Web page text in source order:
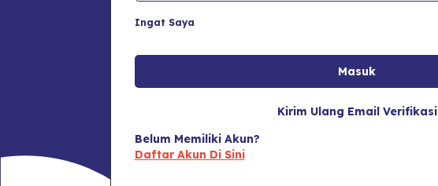
Ingat Saya
Kirim Ulang Email Verifikasi
Belum Memiliki Akun?
Daftar Akun Di Sini